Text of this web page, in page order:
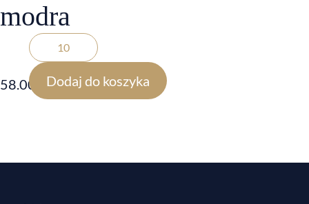
modra
58.00 złDodaj do koszyka